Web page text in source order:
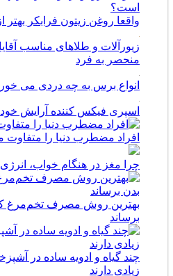
واقعا روغن زیتون فرابکر
زیورآلات و طلاهای مناسب
منحصر به فرد
انواع برس به چه دردی می
اسپری فیکس کننده آرایش خود
افراد مضطرب دنیا را متفاوت
چرا مغز در هنگام خواب،
بهترین روش مصرف تخم‌مرغ که
برساند
چند گیاه و ادویه ساده در
زیادی دارند